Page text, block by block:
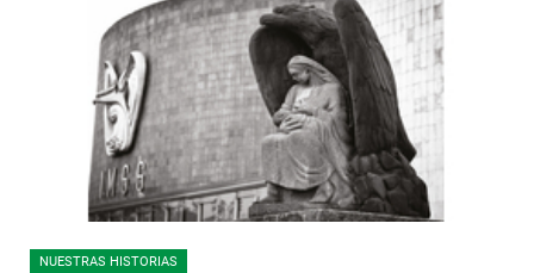
NUESTRAS HISTORIAS